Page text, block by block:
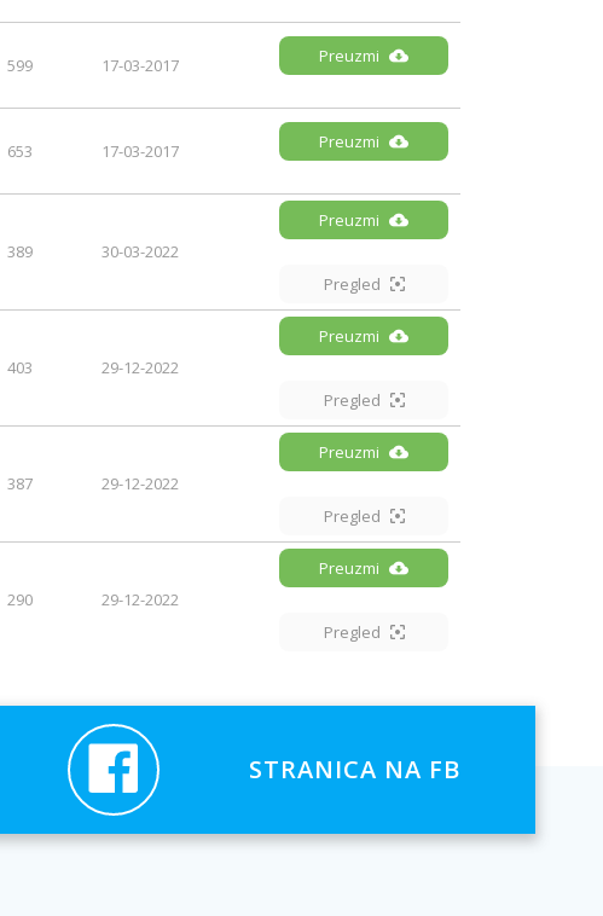
599 17-03-2017 Preuzmi
653 17-03-2017 Preuzmi
389 30-03-2022
Preuzmi
Pregled
403 29-12-2022
Preuzmi
Pregled
387 29-12-2022
Preuzmi
Pregled
290 29-12-2022
Preuzmi
Pregled
STRANICA NA FB